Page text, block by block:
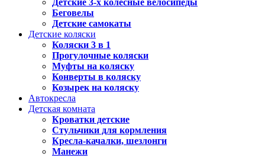
Детские 3-х колесные велосипеды
Беговелы
Детские самокаты
Детские коляски
Коляски 3 в 1
Прогулочные коляски
Муфты на коляску
Конверты в коляску
Козырек на коляску
Автокресла
Детская комната
Кроватки детские
Стульчики для кормления
Кресла-качалки, шезлонги
Манежи